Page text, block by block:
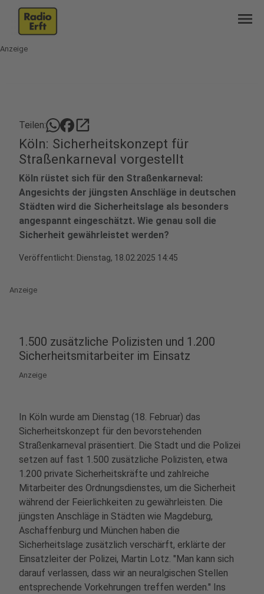
menu
Anzeige
Teilen: open_in_new
Köln: Sicherheitskonzept für
Straßenkarneval vorgestellt
Köln rüstet sich für den Straßenkarneval:
Angesichts der jüngsten Anschläge in deutschen
Städten wird die Sicherheitslage als besonders
angespannt eingeschätzt. Wie genau soll die
Sicherheit gewährleistet werden?
Veröffentlicht: Dienstag, 18.02.2025 14:45
Anzeige
1.500 zusätzliche Polizisten und 1.200
Sicherheitsmitarbeiter im Einsatz
Anzeige
In Köln wurde am Dienstag (18. Februar) das
Sicherheitskonzept für den bevorstehenden
Straßenkarneval präsentiert. Die Stadt und die Polizei
setzen auf fast 1.500 zusätzliche Polizisten, etwa
1.200 private Sicherheitskräfte und zahlreiche
Mitarbeiter des Ordnungsdienstes, um die Sicherheit
während der Feierlichkeiten zu gewährleisten. Die
jüngsten Anschläge in Städten wie Magdeburg,
Aschaffenburg und München haben die
Sicherheitslage zusätzlich verschärft, erklärte der
Einsatzleiter der Polizei, Martin Lotz. "Man kann sich
darauf verlassen, dass wir an neuralgischen Stellen
entsprechende Vorkehrungen treffen werden." Ins